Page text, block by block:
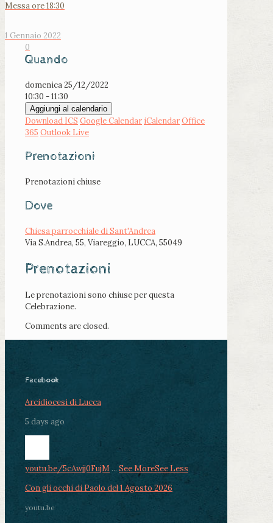
Messa ore 18:30
1 Gennaio 2022
0
Quando
domenica 25/12/2022
10:30 - 11:30
Aggiungi al calendario
Download ICS Google Calendar iCalendarOffice
365 Outlook Live
Prenotazioni
Prenotazioni chiuse
Dove
Chiesa parrocchiale di Sant'Andrea
Via S.Andrea, 55, Viareggio, LUCCA, 55049
Prenotazioni
Le prenotazioni sono chiuse per questa
Celebrazione.
Comments are closed.
Facebook
Arcidiocesi di Lucca
5 days ago
youtu.be/5cAwjj0FujM ... See MoreSee Less
Con gli occhi di Paolo del 1 Agosto 2026
youtu.be